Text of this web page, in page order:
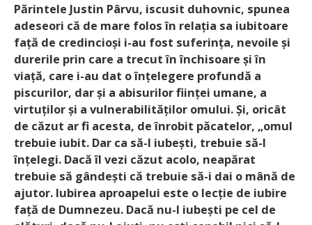
Părintele Justin Pârvu, iscusit duhovnic, spunea
adeseori că de mare folos în relația sa iubitoare
față de credincioși i-au fost suferința, nevoile și
durerile prin care a trecut în închisoare și în
viață, care i-au dat o înțelegere profundă a
piscurilor, dar și a abisurilor ființei umane, a
virtuților și a vulnerabilităților omului. Și, oricât
de căzut ar fi acesta, de înrobit păcatelor, „omul
trebuie iubit. Dar ca să-l iubești, trebuie să-l
înțelegi. Dacă îl vezi căzut acolo, neapărat
trebuie să gândești că trebuie să-i dai o mână de
ajutor. Iubirea aproapelui este o lecție de iubire
față de Dumnezeu. Dacă nu-l iubești pe cel de